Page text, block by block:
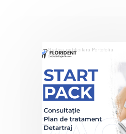
Grafica publicitara Portofoliu
clienti